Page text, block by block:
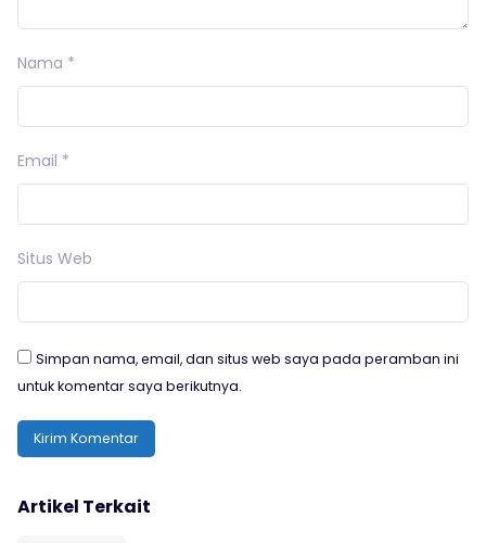
Nama *
Email *
Situs Web
Simpan nama, email, dan situs web saya pada peramban ini
untuk komentar saya berikutnya.
Artikel Terkait